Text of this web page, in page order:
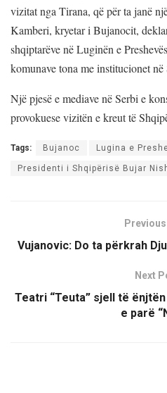
vizitat nga Tirana, që për ta janë
Kamberi, kryetar i Bujanocit,
shqiptarëve në Luginën e
komunave tona me institucionet në
Një pjesë e mediave në Serbi e
provokuese vizitën e kreut të
Tags: Bujanoc Lugina e
Presidenti i Shqipërisë Bujar
Vujanovic: Do ta përkrah
Next
Teatri “Teuta” sjell të
e parë